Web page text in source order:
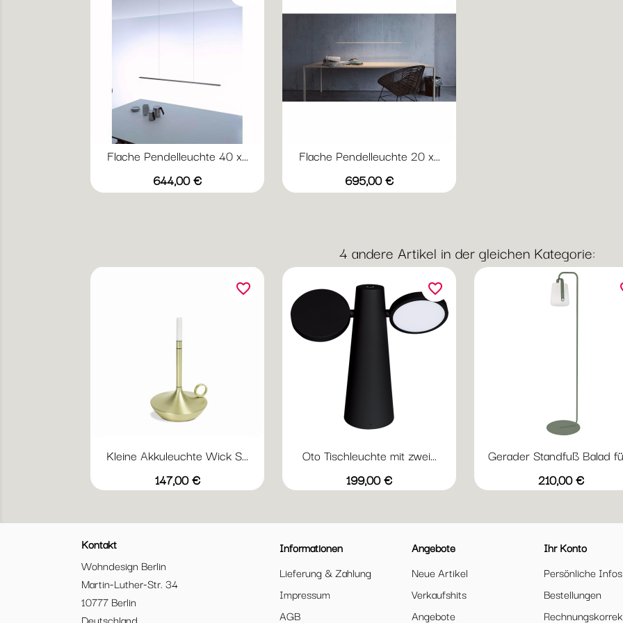
Flache Pendelleuchte 40 x...
Preis
644,00 €
Flache Pendelleuchte 20 x...
Preis
695,00 €
4 andere Artikel in der gleichen Kategorie:
Kleine Akkuleuchte Wick S...
Preis
147,00 €
Vorschau
Schwarz
Messing
favorite_border
Oto Tischleuchte mit zwei...
Preis
199,00 €
Vorschau
Lehmgrau
Ocker
favorite_border
Gerader Standfuß Balad
Preis
210,00 €
Vorschau
Acapulcoblau
Anthrazit
HonigKaktus
Kontakt
Wohndesign Berlin
Martin-Luther-Str. 34
10777 Berlin
Deutschland
Informationen
Lieferung & Zahlung
Impressum
AGB
Angebote
Neue Artikel
Verkaufshits
Angebote
Ihr Konto
Persönliche Infos
Bestellungen